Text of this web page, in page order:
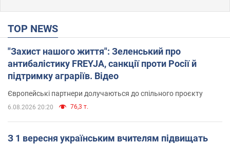
TOP NEWS
"Захист нашого життя": Зеленський про
антибалістику FREYJA, санкції проти Росії й
підтримку аграріїв. Відео
Європейські партнери долучаються до спільного проєкту
6.08.2026 20:20 76,3 т.
З 1 вересня українським вчителям підвищать